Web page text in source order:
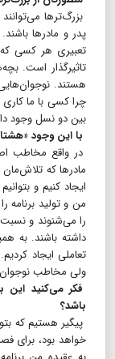
بزرگ‌ترها
پدر و مادرها
تعبیری هر کسی
تاثیرگذار است.
هستند.
چرا کسی با ما
بین دو نسل وجود
با این وجود
در واقع مخاطب
مادرها که
ایجاد کنیم و
من و تولید
را می‌شنوند و
داشته باشند. به
تعاملی ایجاد
ولی مخاطب
فکر می‌کنید این
باشد؟
پیگیر هستیم که
خواهد بود، برای